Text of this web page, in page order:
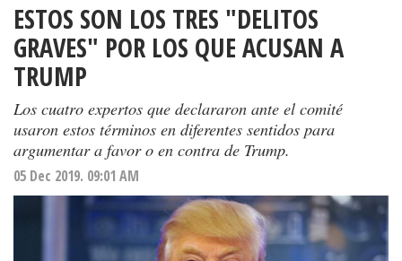
ESTOS SON LOS TRES "DELITOS
GRAVES" POR LOS QUE ACUSAN A
TRUMP
Los cuatro expertos que declararon ante el comité
usaron estos términos en diferentes sentidos para
argumentar a favor o en contra de Trump.
05 Dec 2019. 09:01 AM